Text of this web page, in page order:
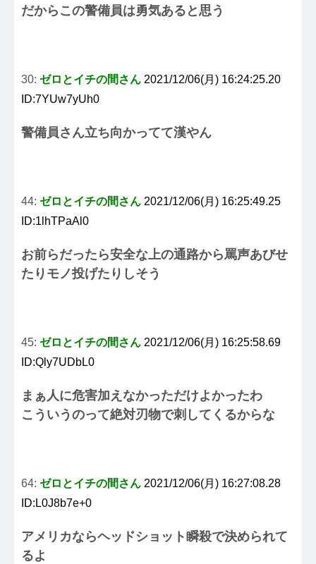
だからこの警備員は勇気あると思う
30: ゼロとイチの間さん 2021/12/06(月) 16:24:25.20
ID:7YUw7yUh0
警備員さん立ち向かってて漢やん
44: ゼロとイチの間さん 2021/12/06(月) 16:25:49.25
ID:1lhTPaAl0
お前らだったら安全な上の通路から罵声あびせ
たりモノ投げたりしそう
45: ゼロとイチの間さん 2021/12/06(月) 16:25:58.69
ID:Qly7UDbL0
まぁ人に危害加えなかっただけよかったわ
こういうのって絶対刃物で刺してくるからな
64: ゼロとイチの間さん 2021/12/06(月) 16:27:08.28
ID:L0J8b7e+0
アメリカならヘッドショット瞬殺で決められて
るよ